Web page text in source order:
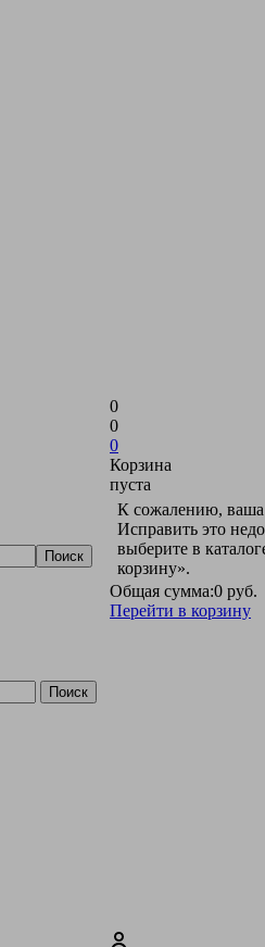
0
0
0
Корзина
пуста
К сожалению, ваша
Исправить это
выберите в
корзину».
Общая сумма:0 руб.
Перейти в корзину